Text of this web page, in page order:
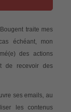
traite mes
échéant, mon
des actions
de recevoir des
ses emails, au
les contenus